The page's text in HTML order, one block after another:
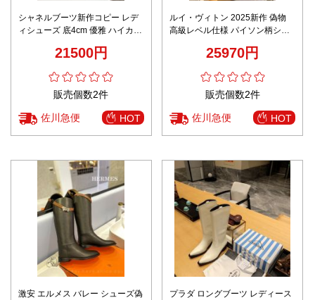
シャネルブーツ新作コピー レデ
ィシューズ 底4cm 優雅 ハイカッ
21500円
販売個数2件
佐川急便 HOT
ルイ・ヴィトン 2025新作 偽物
高級レベル仕様 パイソン柄ショ
25970円
販売個数2件
佐川急便 HOT
激安 エルメス バレー シューズ偽
プラダ ロングブーツ レディース